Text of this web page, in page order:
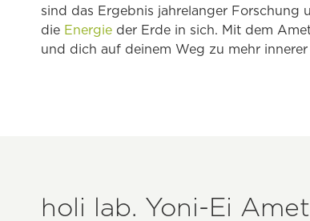
sind das Ergebnis jahrelanger Forschung
die Energie der Erde in sich. Mit dem
und dich auf deinem Weg zu mehr
holi lab. Yoni-Ei